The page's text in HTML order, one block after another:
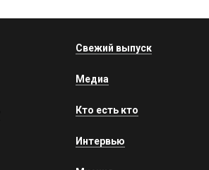
Свежий выпуск
Медиа
Кто есть кто
Интервью